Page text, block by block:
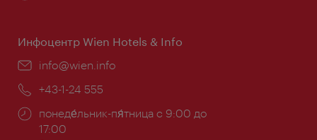
Инфоцентр Wien Hotels & Info
Эл.
info@wien.info
Телефон:
+43-1-24 555
Часы
работы:
понеде́льник-пя́тница с 9:00 до
17:00